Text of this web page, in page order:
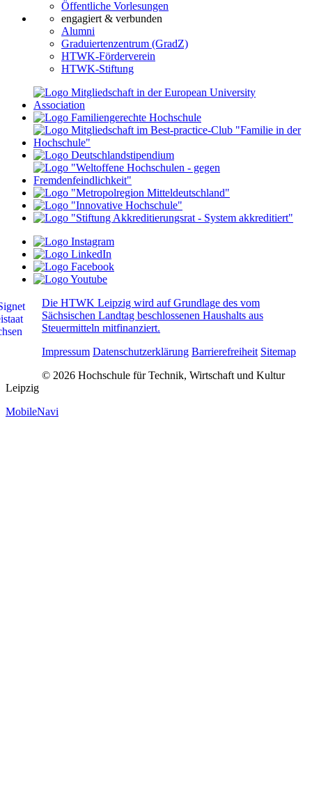
Öffentliche Vorlesungen
engagiert & verbunden
Alumni
Graduiertenzentrum (GradZ)
HTWK-Förderverein
HTWK-Stiftung
Die HTWK Leipzig wird auf Grundlage des vom
Sächsischen Landtag beschlossenen Haushalts aus
Steuermitteln mitfinanziert.
Impressum Datenschutzerklärung Barrierefreiheit Sitemap
© 2026 Hochschule für Technik, Wirtschaft und Kultur
Leipzig
MobileNavi